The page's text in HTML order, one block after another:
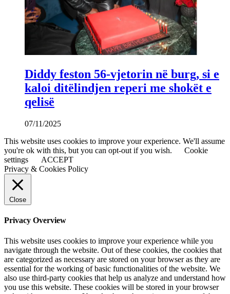
Diddy feston 56-vjetorin në burg, si e
kaloi ditëlindjen reperi me shokët e
qelisë
07/11/2025
This website uses cookies to improve your experience. We'll assume
you're ok with this, but you can opt-out if you wish.
Cookie
settings
ACCEPT
Privacy & Cookies Policy
Close
Privacy Overview
This website uses cookies to improve your experience while you
navigate through the website. Out of these cookies, the cookies that
are categorized as necessary are stored on your browser as they are
essential for the working of basic functionalities of the website. We
also use third-party cookies that help us analyze and understand how
you use this website. These cookies will be stored in your browser